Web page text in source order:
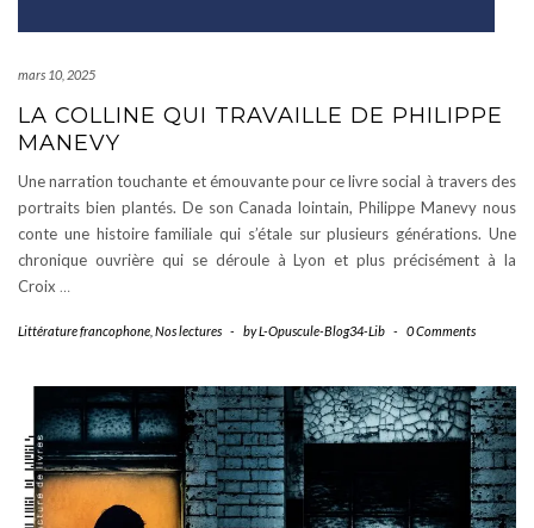
mars 10, 2025
LA COLLINE QUI TRAVAILLE DE PHILIPPE
MANEVY
Une narration touchante et émouvante pour ce livre social à travers des
portraits bien plantés. De son Canada lointain, Philippe Manevy nous
conte une histoire familiale qui s’étale sur plusieurs générations. Une
chronique ouvrière qui se déroule à Lyon et plus précisément à la
Croix …
Littérature francophone Nos lectures - byL-Opuscule-Blog34-Lib - 0 Comments